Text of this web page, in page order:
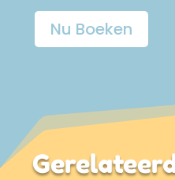
Bardena
Negra
Nu Boeken